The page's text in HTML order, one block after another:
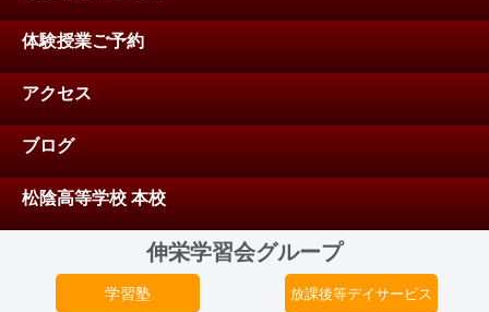
体験授業ご予約
アクセス
ブログ
松陰高等学校 本校
伸栄学習会グループ
学習塾 放課後等デイサービス